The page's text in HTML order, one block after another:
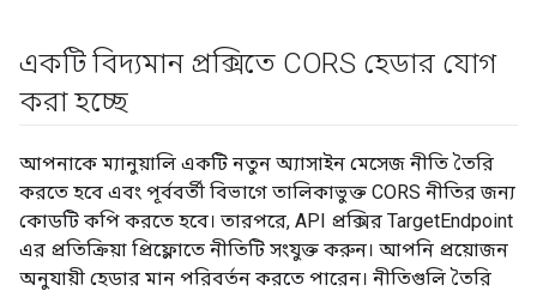
একটি বিদ্যমান প্রক্সিতে CORS হেডার যোগ
করা হচ্ছে
আপনাকে ম্যানুয়ালি একটি নতুন অ্যাসাইন মেসেজ নীতি তৈরি
করতে হবে এবং পূর্ববর্তী বিভাগে তালিকাভুক্ত CORS নীতির জন্য
কোডটি কপি করতে হবে। তারপরে, API প্রক্সির TargetEndpoint
এর প্রতিক্রিয়া প্রিফ্লোতে নীতিটি সংযুক্ত করুন। আপনি প্রয়োজন
অনুযায়ী হেডার মান পরিবর্তন করতে পারেন। নীতিগুলি তৈরি